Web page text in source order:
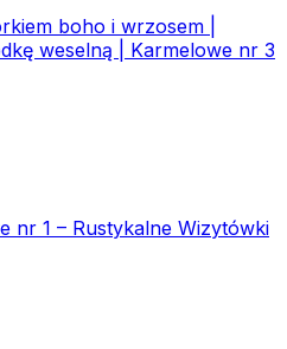
boho i wrzosem |
weselną | Karmelowe nr 3
nr 1 – Rustykalne Wizytówki